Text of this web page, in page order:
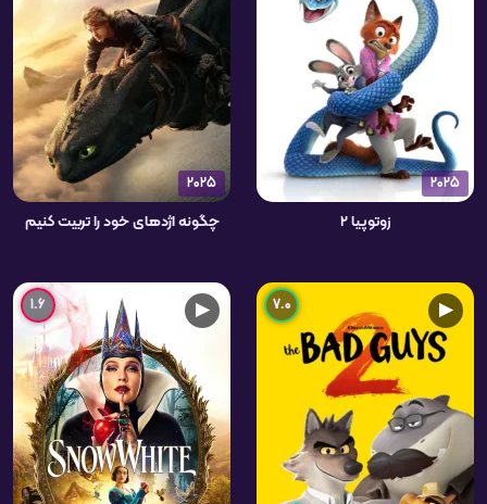
2025
زوتوپیا ۲
2025
چگونه اژدهای خود را تربیت کنیم
▶
7.0
▶
1.6